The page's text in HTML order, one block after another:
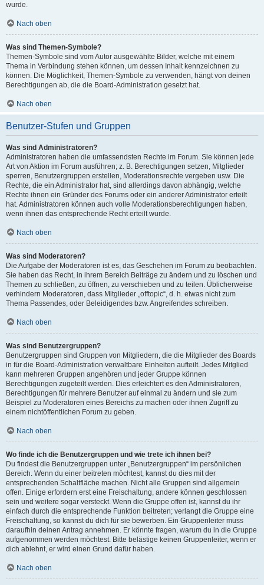
wurde.
Nach oben
Was sind Themen-Symbole?
Themen-Symbole sind vom Autor ausgewählte Bilder, welche mit einem
Thema in Verbindung stehen können, um dessen Inhalt kennzeichnen zu
können. Die Möglichkeit, Themen-Symbole zu verwenden, hängt von deinen
Berechtigungen ab, die die Board-Administration gesetzt hat.
Nach oben
Benutzer-Stufen und Gruppen
Was sind Administratoren?
Administratoren haben die umfassendsten Rechte im Forum. Sie können jede
Art von Aktion im Forum ausführen; z. B. Berechtigungen setzen, Mitglieder
sperren, Benutzergruppen erstellen, Moderationsrechte vergeben usw. Die
Rechte, die ein Administrator hat, sind allerdings davon abhängig, welche
Rechte ihnen ein Gründer des Forums oder ein anderer Administrator erteilt
hat. Administratoren können auch volle Moderationsberechtigungen haben,
wenn ihnen das entsprechende Recht erteilt wurde.
Nach oben
Was sind Moderatoren?
Die Aufgabe der Moderatoren ist es, das Geschehen im Forum zu beobachten.
Sie haben das Recht, in ihrem Bereich Beiträge zu ändern und zu löschen und
Themen zu schließen, zu öffnen, zu verschieben und zu teilen. Üblicherweise
verhindern Moderatoren, dass Mitglieder „offtopic“, d. h. etwas nicht zum
Thema Passendes, oder Beleidigendes bzw. Angreifendes schreiben.
Nach oben
Was sind Benutzergruppen?
Benutzergruppen sind Gruppen von Mitgliedern, die die Mitglieder des Boards
in für die Board-Administration verwaltbare Einheiten aufteilt. Jedes Mitglied
kann mehreren Gruppen angehören und jeder Gruppe können
Berechtigungen zugeteilt werden. Dies erleichtert es den Administratoren,
Berechtigungen für mehrere Benutzer auf einmal zu ändern und sie zum
Beispiel zu Moderatoren eines Bereichs zu machen oder ihnen Zugriff zu
einem nichtöffentlichen Forum zu geben.
Nach oben
Wo finde ich die Benutzergruppen und wie trete ich ihnen bei?
Du findest die Benutzergruppen unter „Benutzergruppen“ im persönlichen
Bereich. Wenn du einer beitreten möchtest, kannst du dies mit der
entsprechenden Schaltfläche machen. Nicht alle Gruppen sind allgemein
offen. Einige erfordern erst eine Freischaltung, andere können geschlossen
sein und weitere sogar versteckt. Wenn die Gruppe offen ist, kannst du ihr
einfach durch die entsprechende Funktion beitreten; verlangt die Gruppe eine
Freischaltung, so kannst du dich für sie bewerben. Ein Gruppenleiter muss
daraufhin deinen Antrag annehmen. Er könnte fragen, warum du in die Gruppe
aufgenommen werden möchtest. Bitte belästige keinen Gruppenleiter, wenn er
dich ablehnt, er wird einen Grund dafür haben.
Nach oben